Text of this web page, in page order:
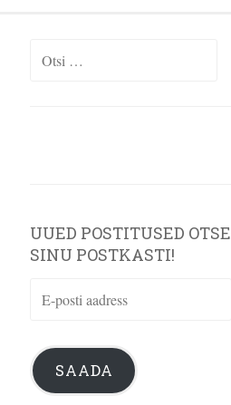
Otsi:
UUED POSTITUSED OTSE
SINU POSTKASTI!
E-
aadress
SAADA